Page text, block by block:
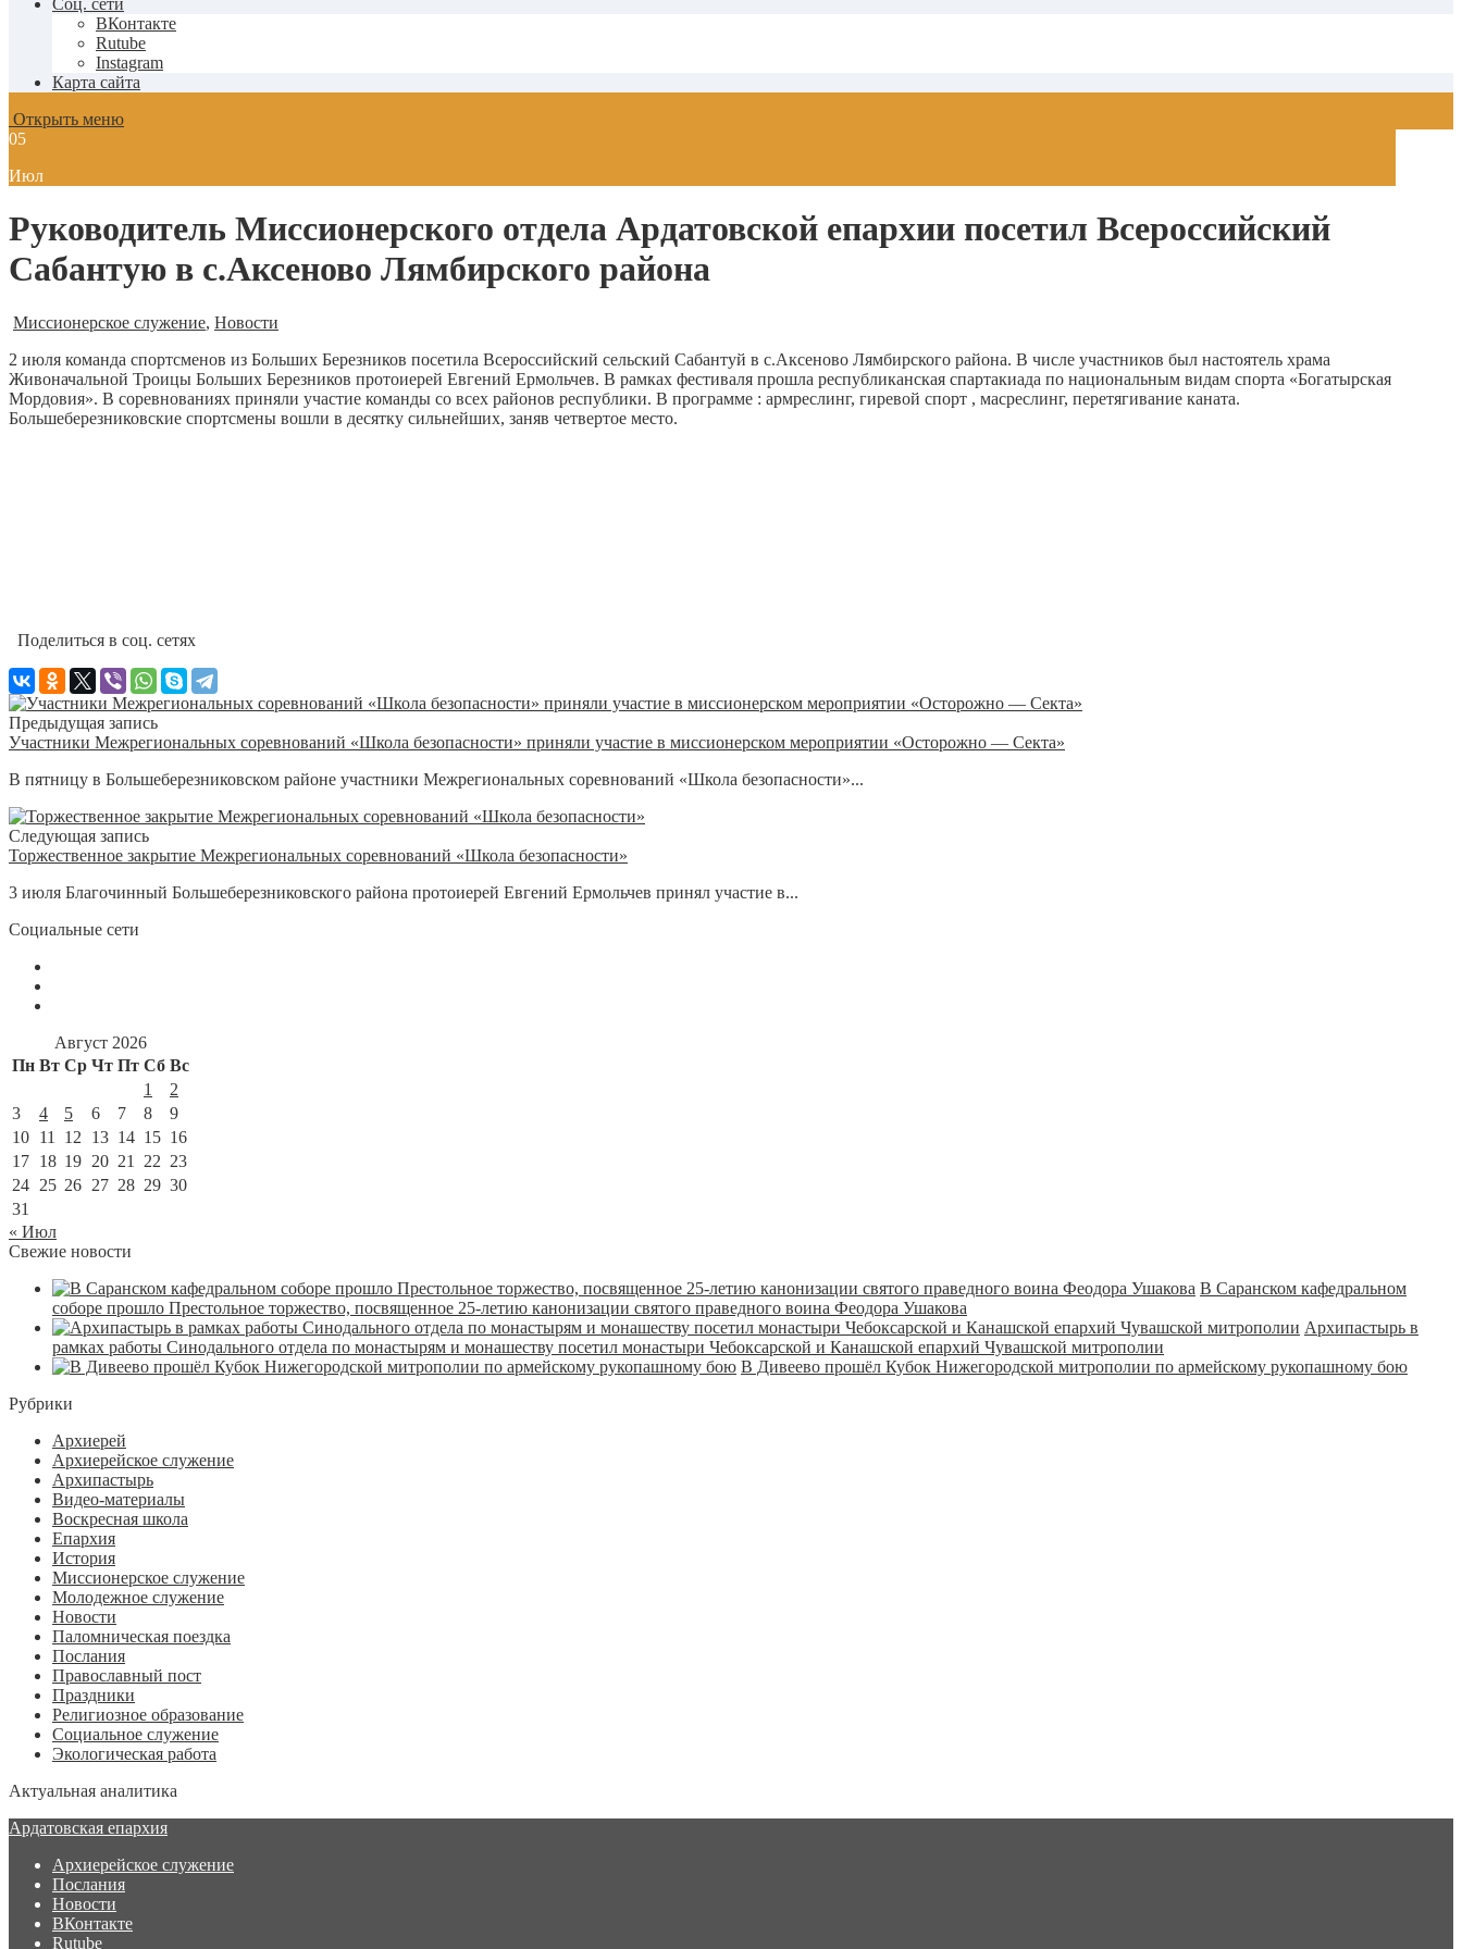
Соц. сети
ВКонтакте
Rutube
Instagram
Карта сайта
Открыть меню
05
Июл
Руководитель Миссионерского отдела Ардатовской епархии посетил Всероссийский
Сабантую в с.Аксеново Лямбирского района
Миссионерское служение, Новости
2 июля команда спортсменов из Больших Березников посетила Всероссийский сельский Сабантуй в с.Аксеново Лямбирского района. В числе участников был настоятель храма
Живоначальной Троицы Больших Березников протоиерей Евгений Ермольчев. В рамках фестиваля прошла республиканская спартакиада по национальным видам спорта «Богатырская
Мордовия». В соревнованиях приняли участие команды со всех районов республики. В программе : армреслинг, гиревой спорт , масреслинг, перетягивание каната.
Большеберезниковские спортсмены вошли в десятку сильнейших, заняв четвертое место.
Поделиться в соц. сетях
Предыдущая запись
Участники Межрегиональных соревнований «Школа безопасности» приняли участие в миссионерском мероприятии «Осторожно — Секта»
В пятницу в Большеберезниковском районе участники Межрегиональных соревнований «Школа безопасности»...
Следующая запись
Торжественное закрытие Межрегиональных соревнований «Школа безопасности»
3 июля Благочинный Большеберезниковского района протоиерей Евгений Ермольчев принял участие в...
Социальные сети
Август 2026
Пн Вт Ср Чт Пт Сб Вс
1
2
3
4 5 6 7 8
9
10 11 12 13 14 15 16
17 18 19 20 21 22 23
24 25 26 27 28 29 30
31
« Июл
Свежие новости
В Саранском кафедральном
соборе прошло Престольное торжество, посвященное 25-летию канонизации святого праведного воина Феодора Ушакова
Архипастырь в
рамках работы Синодального отдела по монастырям и монашеству посетил монастыри Чебоксарской и Канашской епархий Чувашской митрополии
В Дивеево прошёл Кубок Нижегородской митрополии по армейскому рукопашному бою
Рубрики
Архиерей
Архиерейское служение
Архипастырь
Видео-материалы
Воскресная школа
Епархия
История
Миссионерское служение
Молодежное служение
Новости
Паломническая поездка
Послания
Православный пост
Праздники
Религиозное образование
Социальное служение
Экологическая работа
Актуальная аналитика
Ардатовская епархия
Архиерейское служение
Послания
Новости
ВКонтакте
Rutube